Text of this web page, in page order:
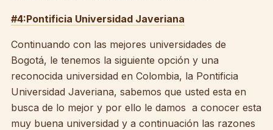
#4:Pontificia Universidad Javeriana
Continuando con las mejores universidades de
Bogotá, le tenemos la siguiente opción y una
reconocida universidad en Colombia, la Pontificia
Universidad Javeriana, sabemos que usted esta en
busca de lo mejor y por ello le damos a conocer esta
muy buena universidad y a continuación las razones